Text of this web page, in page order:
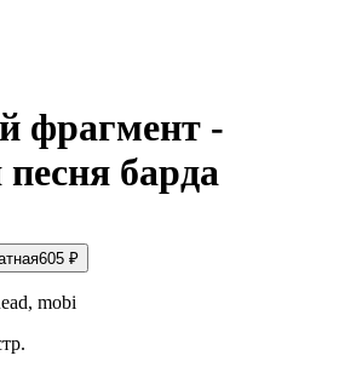
фрагмент -
песня барда
605 ₽
mobi